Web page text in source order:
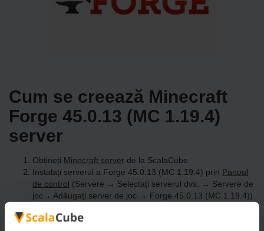
Cum se creează Minecraft
Forge 45.0.13 (MC 1.19.4)
server
Obțineți Minecraft server de la ScalaCube
Instalați serverul a Forge 45.0.13 (MC 1.19.4) prin Panoul
de control (Servere → Selectați serverul dvs. → Servere de
joc→ Adăugați server de joc → Forge 45.0.13 (MC 1.19.4))